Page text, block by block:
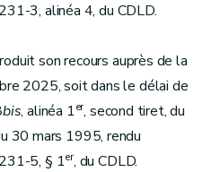
3, alinéa 4, du CDLD.
son recours auprès de la
2025, soit dans le délai de
bis, alinéa 1er, second tiret, du
30 mars 1995, rendu
5, § 1er, du CDLD.